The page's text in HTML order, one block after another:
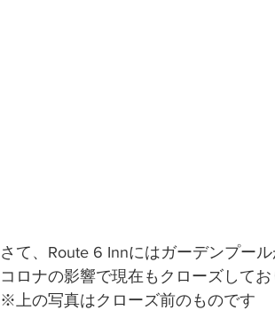
さて、Route 6 Innにはガーデンプール
コロナの影響で現在もクローズしてお
※上の写真はクローズ前のものです